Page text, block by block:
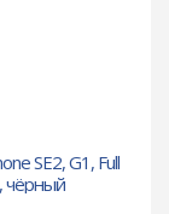
SE2, G1, Full
чёрный